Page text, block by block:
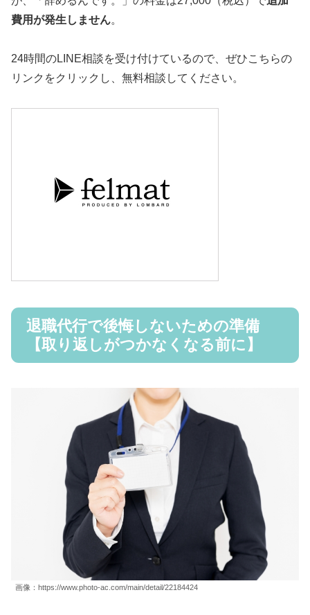
費用が発生しません。
24時間のLINE相談を受け付けているので、ぜひこちらの
リンクをクリックし、無料相談してください。
退職代行で後悔しないための準備
【取り返しがつかなくなる前に】
画像：https://www.photo-ac.com/main/detail/22184424